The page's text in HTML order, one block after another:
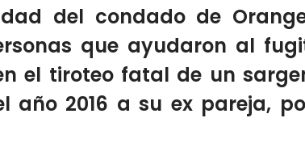
del condado de
que ayudaron al
el tiroteo fatal de un
año 2016 a su ex pareja,